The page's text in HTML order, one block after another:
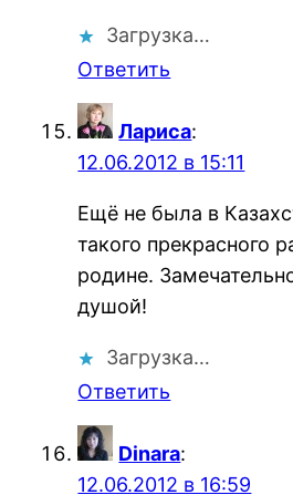
Загрузка…
Ответить
Лариса:
12.06.2012 в 15:11
Ещё не была в
такого прекрасного
родине.
душой!
Загрузка…
Ответить
Dinara:
12.06.2012 в 16:59